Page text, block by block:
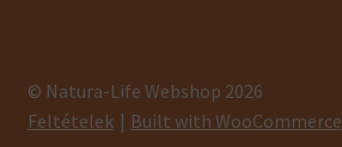
© Natura-Life Webshop 2026
Feltételek
Built with WooCommerce